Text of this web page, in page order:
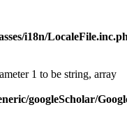
i18n/
1 to be string, array
googleScholar/